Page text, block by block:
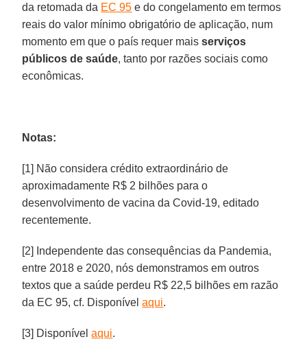
da retomada da EC 95 e do congelamento em termos
reais do valor mínimo obrigatório de aplicação, num
momento em que o país requer maisserviços
públicos de saúde, tanto por razões sociais como
econômicas.
Notas:
[1] Não considera crédito extraordinário de
aproximadamente R$ 2 bilhões para o
desenvolvimento de vacina da Covid-19, editado
recentemente.
[2] Independente das consequências da Pandemia,
entre 2018 e 2020, nós demonstramos em outros
textos que a saúde perdeu R$ 22,5 bilhões em razão
da EC 95, cf. Disponívelaqui.
[3] Disponívelaqui.